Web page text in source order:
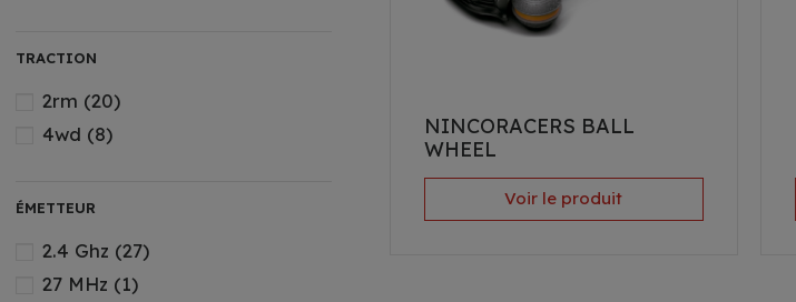
NINCORACERS BALL
WHEEL
Voir le produit
TRACTION
2rm (20)
4wd (8)
ÉMETTEUR
2.4 Ghz (27)
27 MHz (1)